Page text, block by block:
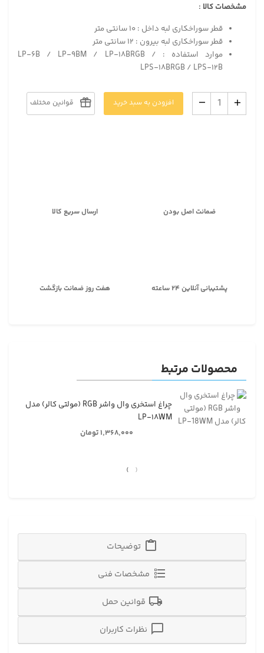
مشخصات کالا :
قطر سوراخکاری لبه داخل : ۱۰ سانتی متر
قطر سوراخکاری لبه بیرون : ۱۲ سانتی متر
موارد استفاده : LP-۶B / LP-۹BM / LP-۱۸BRGB /
LPS-۱۸BRGB / LPS-۱۲B
افزودن به سبد خرید قوانین مختلف
ضمانت اصل بودن ارسال سریع کالا
پشتیبانی آنلاین ۲۴ ساعته هفت روز ضمانت بازگشت
محصولات مرتبط
چراغ استخری وال واشر RGB (مولتی کالر) مدل
LP-۱۸WM
۱,۳۶۸,۰۰۰ تومان
‹
›
توضیحات
مشخصات فنی
قوانین حمل
نظرات کاربران